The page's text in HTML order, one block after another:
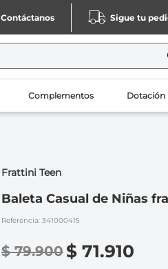
Contáctanos Sigue tu
Complementos Dotación
Frattini Teen
Baleta Casual de Niñas
Referencia: 341000415
$ 79.900 $ 71.910